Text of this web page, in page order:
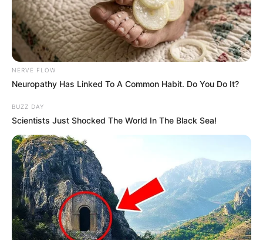
Serem! 9 Chat Ojek Online &
Pelanggan Ini Bikin Auto
Merinding
Bikin Ngakak, 10 Potret
Cosplay Murah Pakai Bahan
Seadanya
NERVE FLOW
Neuropathy Has Linked To A Common Habit. Do You Do It?
BUZZ DAY
Scientists Just Shocked The World In The Black Sea!